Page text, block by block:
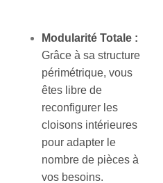
Modularité Totale :
Grâce à sa structure
périmétrique, vous
êtes libre de
reconfigurer les
cloisons intérieures
pour adapter le
nombre de pièces à
vos besoins.